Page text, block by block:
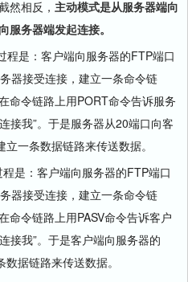
相反， 主动模式是从服务器端向
服务器端发起连接。
是：客户端向服务器的FTP端口
器接受连接，建立一条命令链
命令链路上用PORT命令告诉服务
接我”。于是服务器从20端口向客
立一条数据链路来传送数据。
是：客户端向服务器的FTP端口
器接受连接，建立一条命令链
命令链路上用PASV命令告诉客户
接我”。于是客户端向服务器的
数据链路来传送数据。